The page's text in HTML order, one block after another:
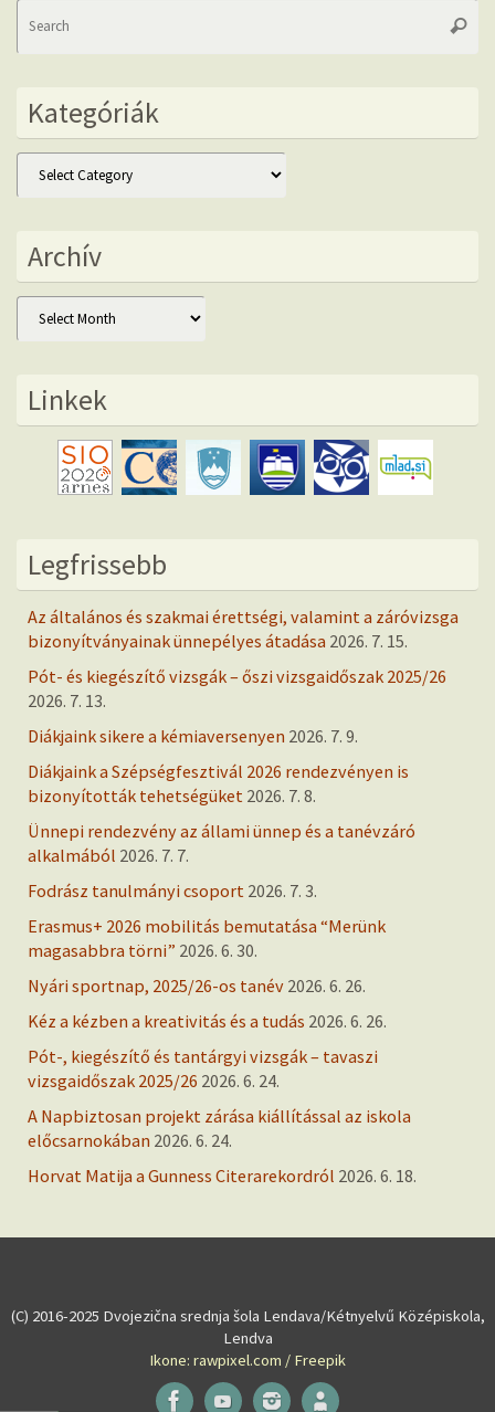
Kategóriák
Kategóriák
Archív
Archív
Linkek
Legfrissebb
Az általános és szakmai érettségi, valamint a záróvizsga
bizonyítványainak ünnepélyes átadása 2026. 7. 15.
Pót- és kiegészítő vizsgák – őszi vizsgaidőszak 2025/26
2026. 7. 13.
Diákjaink sikere a kémiaversenyen 2026. 7. 9.
Diákjaink a Szépségfesztivál 2026 rendezvényen is
bizonyították tehetségüket 2026. 7. 8.
Ünnepi rendezvény az állami ünnep és a tanévzáró
alkalmából 2026. 7. 7.
Fodrász tanulmányi csoport 2026. 7. 3.
Erasmus+ 2026 mobilitás bemutatása “Merünk
magasabbra törni” 2026. 6. 30.
Nyári sportnap, 2025/26-os tanév 2026. 6. 26.
Kéz a kézben a kreativitás és a tudás 2026. 6. 26.
Pót-, kiegészítő és tantárgyi vizsgák – tavaszi
vizsgaidőszak 2025/26 2026. 6. 24.
A Napbiztosan projekt zárása kiállítással az iskola
előcsarnokában 2026. 6. 24.
Horvat Matija a Gunness Citerarekordról 2026. 6. 18.
(C) 2016-2025 Dvojezična srednja šola Lendava/Kétnyelvű Középiskola,
Lendva
Ikone: rawpixel.com / Freepik